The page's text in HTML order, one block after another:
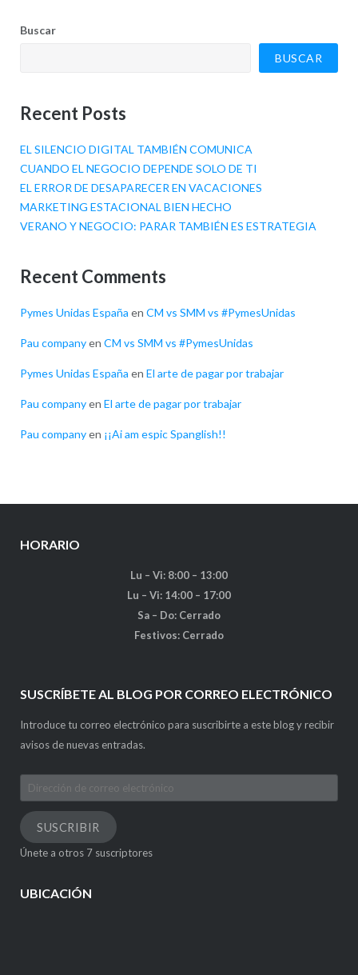
Buscar
BUSCAR
Recent Posts
EL SILENCIO DIGITAL TAMBIÉN COMUNICA
CUANDO EL NEGOCIO DEPENDE SOLO DE TI
EL ERROR DE DESAPARECER EN VACACIONES
MARKETING ESTACIONAL BIEN HECHO
VERANO Y NEGOCIO: PARAR TAMBIÉN ES ESTRATEGIA
Recent Comments
Pymes Unidas España en CM vs SMM vs #PymesUnidas
Pau companyen CM vs SMM vs #PymesUnidas
Pymes Unidas España en El arte de pagar por trabajar
Pau companyen El arte de pagar por trabajar
Pau companyen ¡¡Ai am espic Spanglish!!
HORARIO
Lu – Vi: 8:00 – 13:00
Lu – Vi: 14:00 – 17:00
Sa – Do: Cerrado
Festivos: Cerrado
SUSCRÍBETE AL BLOG POR CORREO ELECTRÓNICO
Introduce tu correo electrónico para suscribirte a este blog y recibir
avisos de nuevas entradas.
Dirección
de
correo
electrónico
SUSCRIBIR
Únete a otros 7 suscriptores
UBICACIÓN